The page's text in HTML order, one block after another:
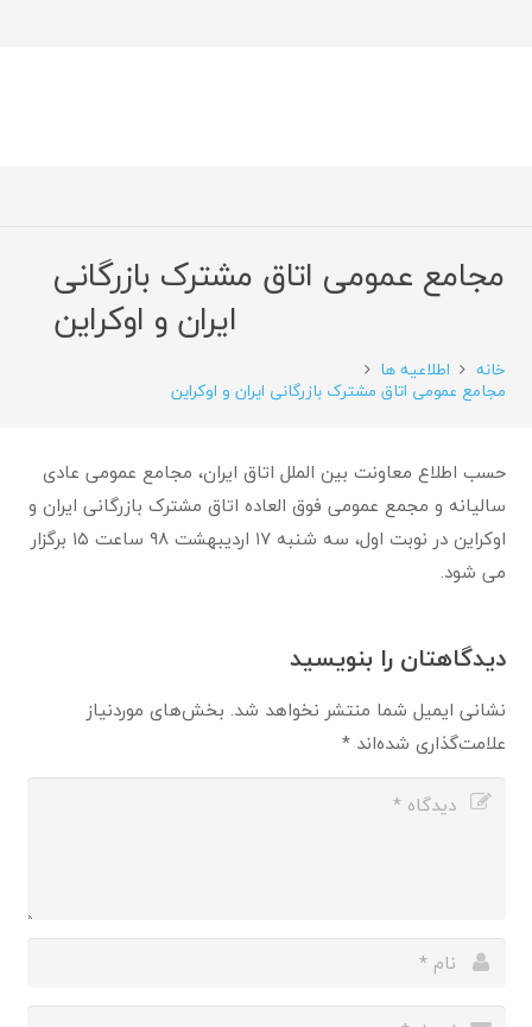
مجامع عمومی اتاق مشترک بازرگانی
ایران و اوکراین
خانه اطلاعیه ها
مجامع عمومی اتاق مشترک بازرگانی ایران و اوکراین
حسب اطلاع معاونت بین الملل اتاق ایران، مجامع عمومی عادی
سالیانه و مجمع عمومی فوق العاده اتاق مشترک بازرگانی ایران و
اوکراین در نوبت اول، سه شنبه ۱۷ اردیبهشت ۹۸ ساعت ۱۵ برگزار
می شود.
دیدگاهتان را بنویسید
نشانی ایمیل شما منتشر نخواهد شد. بخش‌های موردنیاز
علامت‌گذاری شده‌اند*